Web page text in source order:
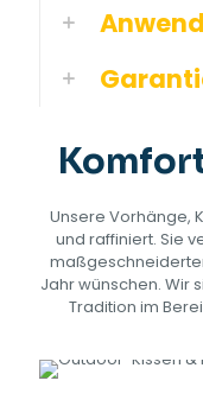
Unsere Vorhänge,
und raffiniert. Sie
Jahr wünschen. Wir
Tradition im